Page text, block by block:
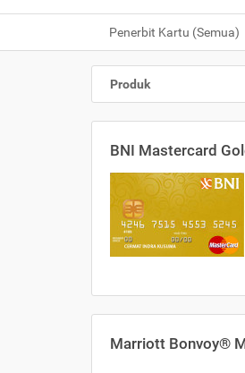
Penerbit Kartu (Semua)
Produk
BNI Mastercard
Marriott Bonvoy®